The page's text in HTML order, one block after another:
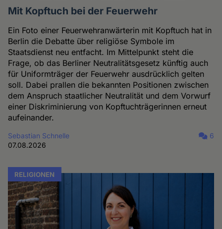
Mit Kopftuch bei der Feuerwehr
Ein Foto einer Feuerwehranwärterin mit Kopftuch hat in
Berlin die Debatte über religiöse Symbole im
Staatsdienst neu entfacht. Im Mittelpunkt steht die
Frage, ob das Berliner Neutralitätsgesetz künftig auch
für Uniformträger der Feuerwehr ausdrücklich gelten
soll. Dabei prallen die bekannten Positionen zwischen
dem Anspruch staatlicher Neutralität und dem Vorwurf
einer Diskriminierung von Kopftuchträgerinnen erneut
aufeinander.
Sebastian Schnelle
07.08.2026
6
RELIGIONEN